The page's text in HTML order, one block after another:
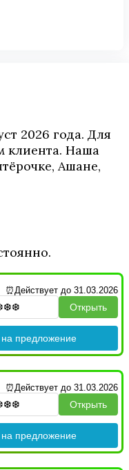
2026 года. Для
клиента. Наша
Ашане,
⏰Действует до 31.03.2026
Открыть
предложение
⏰Действует до 31.03.2026
Открыть
предложение